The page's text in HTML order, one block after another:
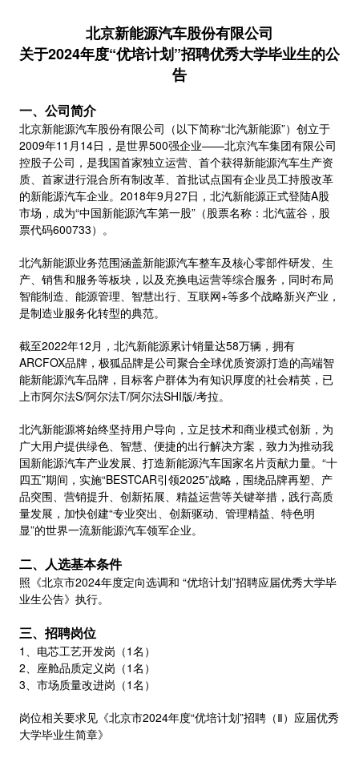
北京新能源汽车股份有限公司
关于2024年度“优培计划”招聘优秀大学毕业生的公
告
一、公司简介
北京新能源汽车股份有限公司（以下简称“北汽新能源”）创立于
2009年11月14日，是世界500强企业——北京汽车集团有限公司
控股子公司，是我国首家独立运营、首个获得新能源汽车生产资
质、首家进行混合所有制改革、首批试点国有企业员工持股改革
的新能源汽车企业。2018年9月27日，北汽新能源正式登陆A股
市场，成为“中国新能源汽车第一股”（股票名称：北汽蓝谷，股
票代码600733）。
北汽新能源业务范围涵盖新能源汽车整车及核心零部件研发、生
产、销售和服务等板块，以及充换电运营等综合服务，同时布局
智能制造、能源管理、智慧出行、互联网+等多个战略新兴产业，
是制造业服务化转型的典范。
截至2022年12月，北汽新能源累计销量达58万辆，拥有
ARCFOX品牌，极狐品牌是公司聚合全球优质资源打造的高端智
能新能源汽车品牌，目标客户群体为有知识厚度的社会精英，已
上市阿尔法S/阿尔法T/阿尔法SHI版/考拉。
北汽新能源将始终坚持用户导向，立足技术和商业模式创新，为
广大用户提供绿色、智慧、便捷的出行解决方案，致力为推动我
国新能源汽车产业发展、打造新能源汽车国家名片贡献力量。“十
四五”期间，实施“BESTCAR引领2025”战略，围绕品牌再塑、产
品突围、营销提升、创新拓展、精益运营等关键举措，践行高质
量发展，加快创建“专业突出、创新驱动、管理精益、特色明
显”的世界一流新能源汽车领军企业。
二、人选基本条件
照《北京市2024年度定向选调和 “优培计划”招聘应届优秀大学毕
业生公告》执行。
三、招聘岗位
1、电芯工艺开发岗（1名）
2、座舱品质定义岗（1名）
3、市场质量改进岗（1名）
岗位相关要求见《北京市2024年度“优培计划”招聘（Ⅱ）应届优秀
大学毕业生简章》